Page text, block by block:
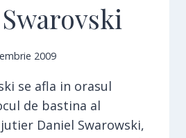
2009
se afla in orasul
de bastina al
Daniel Swarowski,